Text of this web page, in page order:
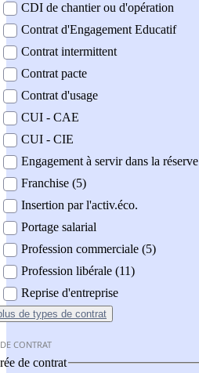
CDI de chantier ou d'opération
Contrat d'Engagement Educatif
Contrat intermittent
Contrat pacte
Contrat d'usage
CUI - CAE
CUI - CIE
Engagement à servir dans la réserve
Franchise (5)
Insertion par l'activ.éco.
Portage salarial
Profession commerciale (5)
Profession libérale (11)
Reprise d'entreprise
de types de contrat
CONTRAT
de contrat